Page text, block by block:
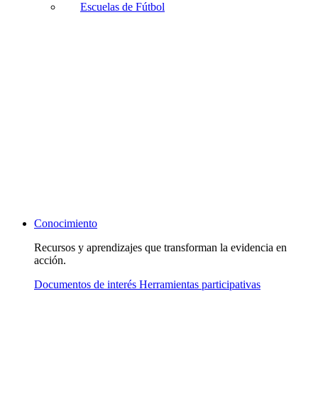
Escuelas de Fútbol
Conocimiento
Recursos y aprendizajes que transforman la evidencia en
acción.
Documentos de interés Herramientas participativas